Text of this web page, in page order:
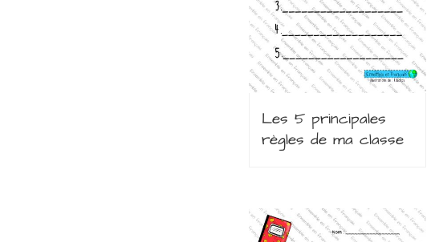
Les 5 principales
règles de ma classe